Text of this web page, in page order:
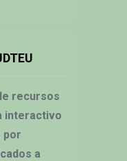
recursos
interactivo
por
a